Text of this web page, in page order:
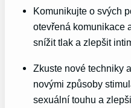
Komunikujte o svých
otevřená komunikace
snížit tlak a zlepšit
Zkuste nové techniky
novými způsoby
sexuální touhu a